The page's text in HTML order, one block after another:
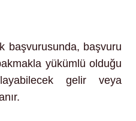
başvurusunda, başvuru
yükümlü olduğu
gelir veya